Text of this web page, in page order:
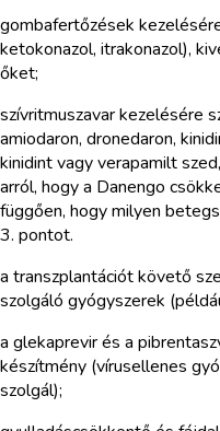
gombafertőzések
ketokonazol, itrakonazol),
őket;
szívritmuszavar kezelésére
amiodaron, dronedaron,
kinidint vagy verapamilt
arról, hogy a Danengo
függően, hogy milyen
3. pontot.
a transzplantációt követő
szolgáló gyógyszerek
a glekaprevir és a
készítmény (vírusellenes
szolgál);